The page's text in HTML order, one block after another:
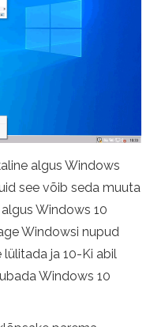
algus Windows
see võib seda muuta
Windows 10
Windowsi nupud
lülitada ja 10-Ki abil
Windows 10